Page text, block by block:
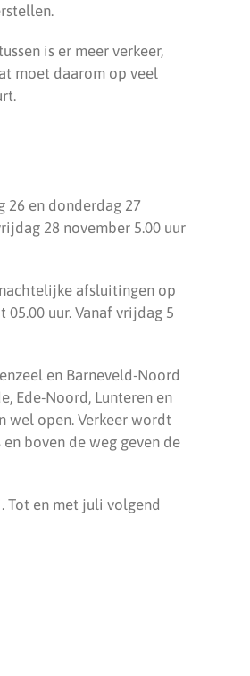
is er meer verkeer,
moet daarom op veel
26 en donderdag 27
28 november 5.00 uur
afsluitingen op
uur. Vanaf vrijdag 5
en Barneveld-Noord
Ede-Noord, Lunteren en
wel open. Verkeer wordt
boven de weg geven de
Tot en met juli volgend